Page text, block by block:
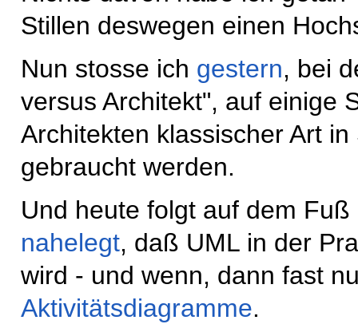
Stillen deswegen einen
Nun stosse ich gestern, bei
versus Architekt", auf einige
Architekten klassischer Art
gebraucht werden.
Und heute folgt auf dem
nahelegt, daß UML in der
wird - und wenn, dann fast
Aktivitätsdiagramme.